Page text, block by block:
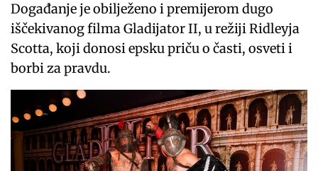
Događanje je obilježeno i premijerom dugo
iščekivanog filma Gladijator II, u režiji Ridleyja
Scotta, koji donosi epsku priču o časti, osveti i
borbi za pravdu.